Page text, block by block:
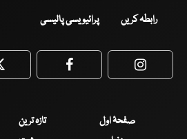
رابطہ کریں پرائیویسی پالیسی
Twitter Facebook
صفحۂ اول تازہ ترین